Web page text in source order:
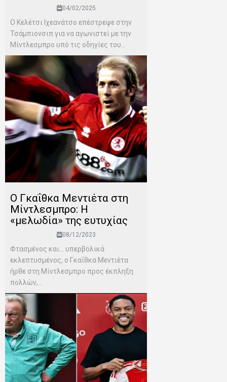
04/02/2025
Ο Κελέτσι Ιχεανάτσο επέστρεψε στην
Τσάμπιονσιπ για να αγωνιστεί με την
Μίντλεσμπρο υπό τις οδηγίες του...
Ο Γκαΐθκα Μεντιέτα στη
Μίντλεσμπρο: Η
«μελωδία» της ευτυχίας
08/12/2023
Φτασμένος και… υπερβολικά
εκλεπτυσμένος, ο Γκαΐθκα Μεντιέτα
ήρθε στη Μίντλεσμπρο προς έκπληξη
πολλών,...